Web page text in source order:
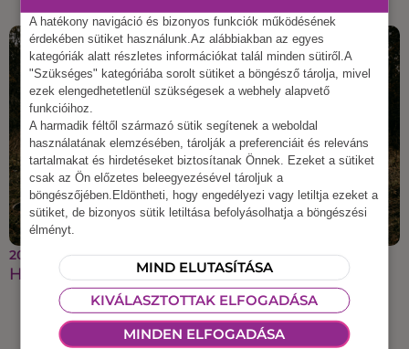
2025 szeptember 22.
Halloweeni csapatépítés
A hatékony navigáció és bizonyos funkciók működésének
érdekében sütiket használunk.Az alábbiakban az egyes
kategóriák alatt részletes információkat talál minden sütiről.A
"Szükséges" kategóriába sorolt sütiket a böngésző tárolja, mivel
ezek elengedhetetlenül szükségesek a webhely alapvető
funkcióihoz.
A harmadik féltől származó sütik segítenek a weboldal
használatának elemzésében, tárolják a preferenciáit és releváns
tartalmakat és hirdetéseket biztosítanak Önnek. Ezeket a sütiket
csak az Ön előzetes beleegyezésével tároljuk a
böngészőjében.Eldöntheti, hogy engedélyezi vagy letiltja ezeket a
sütiket, de bizonyos sütik letiltása befolyásolhatja a böngészési
élményt.
MIND ELUTASÍTÁSA
KIVÁLASZTOTTAK ELFOGADÁSA
MINDEN ELFOGADÁSA